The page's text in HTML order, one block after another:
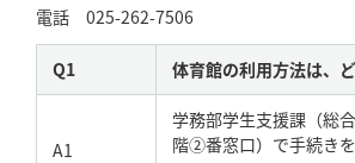
電話 025-262-7506
Q1 体育館の利用方法は、
A1
学務部学生支援課（総
階②番窓口）で手続きを